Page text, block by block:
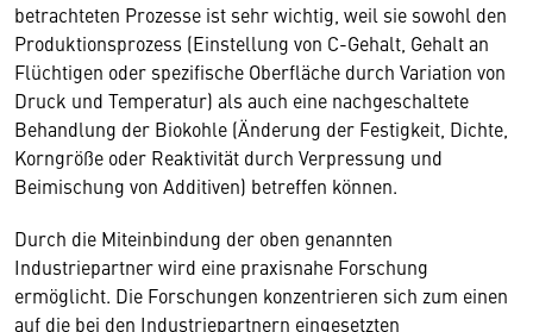
betrachteten Prozesse ist sehr wichtig, weil sie sowohl den
Produktionsprozess (Einstellung von C-Gehalt, Gehalt an
Flüchtigen oder spezifische Oberfläche durch Variation von
Druck und Temperatur) als auch eine nachgeschaltete
Behandlung der Biokohle (Änderung der Festigkeit, Dichte,
Korngröße oder Reaktivität durch Verpressung und
Beimischung von Additiven) betreffen können.
Durch die Miteinbindung der oben genannten
Industriepartner wird eine praxisnahe Forschung
ermöglicht. Die Forschungen konzentrieren sich zum einen
auf die bei den Industriepartnern eingesetzten